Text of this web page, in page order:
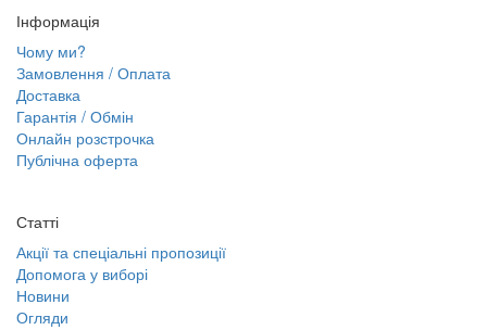
Інформація
Чому ми?
Замовлення / Оплата
Доставка
Гарантія / Обмін
Онлайн розстрочка
Публічна оферта
Статті
Акції та спеціальні пропозиції
Допомога у виборі
Новини
Огляди